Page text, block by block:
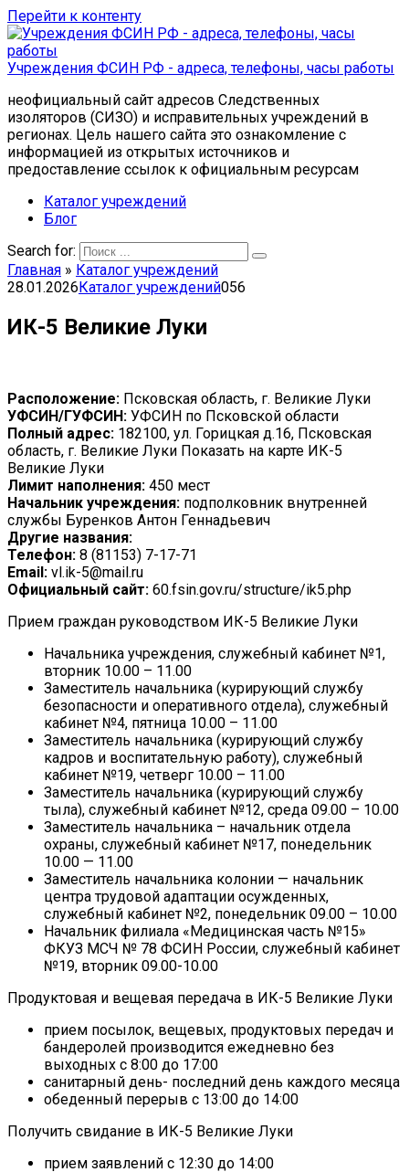
Перейти к контенту
Учреждения ФСИН РФ - адреса, телефоны, часы работы
неофициальный сайт адресов Следственных
изоляторов (СИЗО) и исправительных учреждений в
регионах. Цель нашего сайта это ознакомление с
информацией из открытых источников и
предоставление ссылок к официальным ресурсам
Каталог учреждений
Блог
Search for:
Главная » Каталог учреждений
28.01.2026Каталог учреждений056
ИК-5 Великие Луки
Расположение: Псковская область, г. Великие Луки
УФСИН/ГУФСИН: УФСИН по Псковской области
Полный адрес: 182100, ул. Горицкая д.16, Псковская
область, г. Великие Луки Показать на карте ИК-5
Великие Луки
Лимит наполнения: 450 мест
Начальник учреждения: подполковник внутренней
службы Буренков Антон Геннадьевич
Другие названия:
Телефон: 8 (81153) 7-17-71
Email: vl.ik-5@mail.ru
Официальный сайт: 60.fsin.gov.ru/structure/ik5.php
Прием граждан руководством ИК-5 Великие Луки
Начальника учреждения, служебный кабинет №1,
вторник 10.00 – 11.00
Заместитель начальника (курирующий службу
безопасности и оперативного отдела), служебный
кабинет №4, пятница 10.00 – 11.00
Заместитель начальника (курирующий службу
кадров и воспитательную работу), служебный
кабинет №19, четверг 10.00 – 11.00
Заместитель начальника (курирующий службу
тыла), служебный кабинет №12, среда 09.00 – 10.00
Заместитель начальника – начальник отдела
охраны, служебный кабинет №17, понедельник
10.00 — 11.00
Заместитель начальника колонии — начальник
центра трудовой адаптации осужденных,
служебный кабинет №2, понедельник 09.00 – 10.00
Начальник филиала «Медицинская часть №15»
ФКУЗ МСЧ № 78 ФСИН России, служебный кабинет
№19, вторник 09.00-10.00
Продуктовая и вещевая передача в ИК-5 Великие Луки
прием посылок, вещевых, продуктовых передач и
бандеролей производится ежедневно без
выходных с 8:00 до 17:00
санитарный день- последний день каждого месяца
обеденный перерыв с 13:00 до 14:00
Получить свидание в ИК-5 Великие Луки
прием заявлений с 12:30 до 14:00